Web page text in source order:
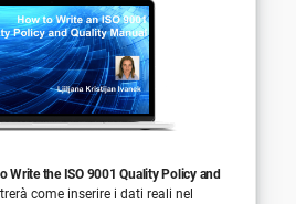
Write the ISO 9001 Quality Policy and
come inserire i dati reali nel